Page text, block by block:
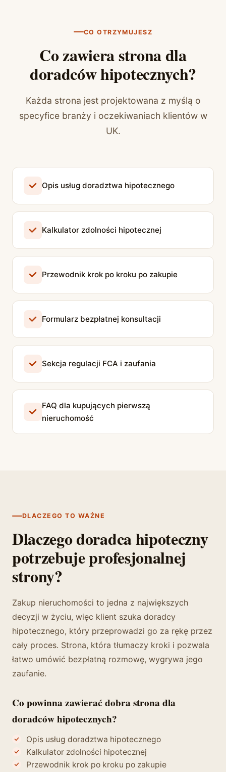
CO OTRZYMUJESZ
Co zawiera strona dla
doradców hipotecznych?
Każda strona jest projektowana z myślą o
specyfice branży i oczekiwaniach klientów w
UK.
Opis usług doradztwa hipotecznego
Kalkulator zdolności hipotecznej
Przewodnik krok po kroku po zakupie
Formularz bezpłatnej konsultacji
Sekcja regulacji FCA i zaufania
FAQ dla kupujących pierwszą
nieruchomość
DLACZEGO TO WAŻNE
Dlaczego doradca hipoteczny
potrzebuje profesjonalnej
strony?
Zakup nieruchomości to jedna z największych
decyzji w życiu, więc klient szuka doradcy
hipotecznego, który przeprowadzi go za rękę przez
cały proces. Strona, która tłumaczy kroki i pozwala
łatwo umówić bezpłatną rozmowę, wygrywa jego
zaufanie.
Co powinna zawierać dobra strona dla
doradców hipotecznych?
Opis usług doradztwa hipotecznego
Kalkulator zdolności hipotecznej
Przewodnik krok po kroku po zakupie